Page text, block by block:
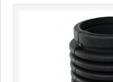
Segeltuch